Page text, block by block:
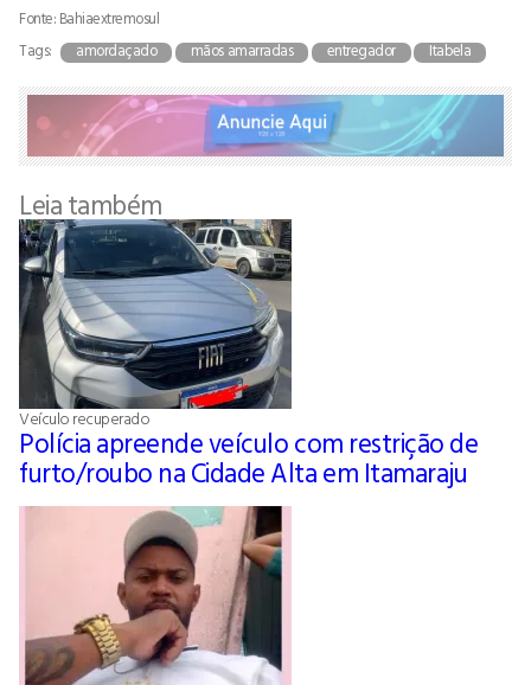
Fonte: Bahiaextremosul
Tags:
amordaçado mãos amarradas entregador Itabela
Leia também
Veículo recuperado
Polícia apreende veículo com restrição de
furto/roubo na Cidade Alta em Itamaraju